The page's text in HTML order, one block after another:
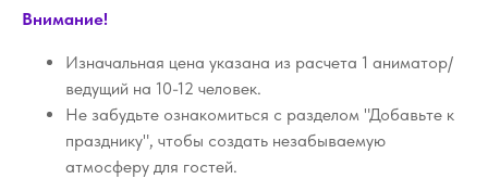
Внимание!
Изначальная цена указана из расчета 1 аниматор/
ведущий на 10-12 человек.
Не забудьте ознакомиться с разделом "Добавьте к
празднику", чтобы создать незабываемую
атмосферу для гостей.